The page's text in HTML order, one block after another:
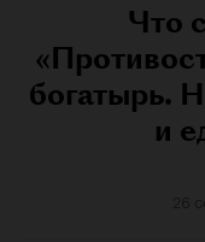
Что
богатырь.
и